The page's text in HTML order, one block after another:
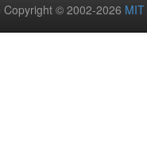
Copyright © 2002-2026 MIT